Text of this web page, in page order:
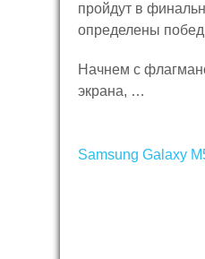
пройдут в
определены
Начнем с
экрана, …
Samsung Galaxy